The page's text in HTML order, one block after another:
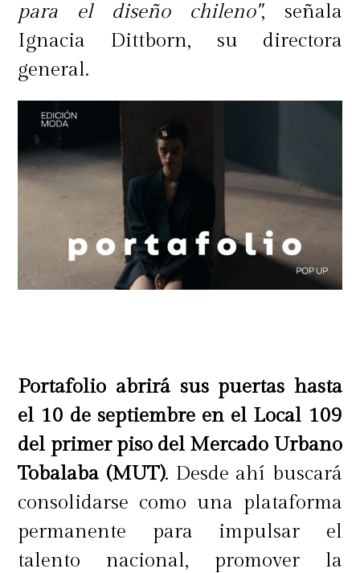
para el diseño chileno", señala
Ignacia Dittborn, su directora
general.
Portafolio abrirá sus puertas hasta
el 10 de septiembre en el Local 109
del primer piso del Mercado Urbano
Tobalaba (MUT). Desde ahí buscará
consolidarse como una plataforma
permanente para impulsar el
talento nacional, promover la